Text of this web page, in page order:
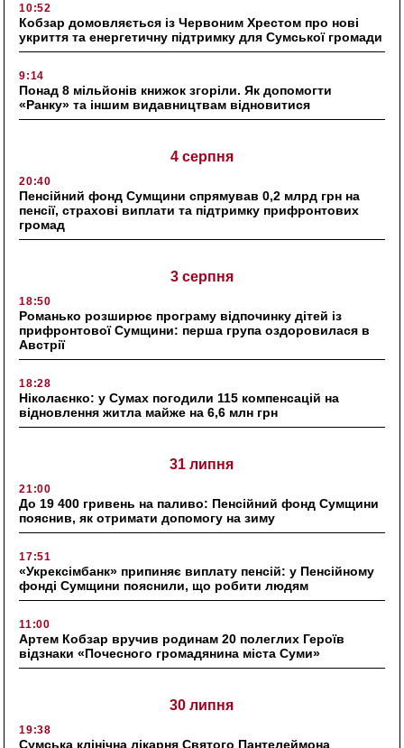
10:52
Кобзар домовляється із Червоним Хрестом про нові
укриття та енергетичну підтримку для Сумської громади
9:14
Понад 8 мільйонів книжок згоріли. Як допомогти
«Ранку» та іншим видавництвам відновитися
4 серпня
20:40
Пенсійний фонд Сумщини спрямував 0,2 млрд грн на
пенсії, страхові виплати та підтримку прифронтових
громад
3 серпня
18:50
Романько розширює програму відпочинку дітей із
прифронтової Сумщини: перша група оздоровилася в
Австрії
18:28
Ніколаєнко: у Сумах погодили 115 компенсацій на
відновлення житла майже на 6,6 млн грн
31 липня
21:00
До 19 400 гривень на паливо: Пенсійний фонд Сумщини
пояснив, як отримати допомогу на зиму
17:51
«Укрексімбанк» припиняє виплату пенсій: у Пенсійному
фонді Сумщини пояснили, що робити людям
11:00
Артем Кобзар вручив родинам 20 полеглих Героїв
відзнаки «Почесного громадянина міста Суми»
30 липня
19:38
Сумська клінічна лікарня Святого Пантелеймона